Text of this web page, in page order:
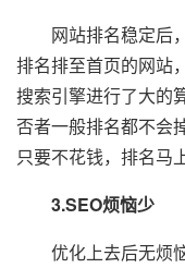
网站排名稳定后，
排名排至首页的网站
搜索引擎进行了大的
否者一般排名都不会
只要不花钱，排名马
3.SEO烦恼少
优化上去后无烦恼